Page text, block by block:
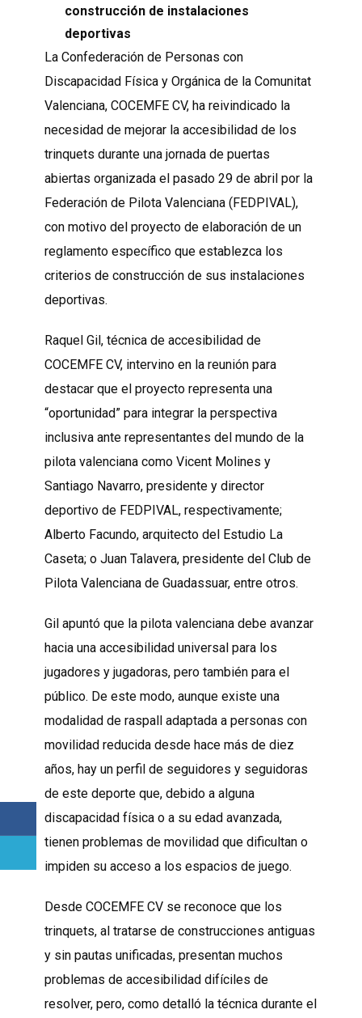
construcción de instalaciones
deportivas
La Confederación de Personas con
Discapacidad Física y Orgánica de la Comunitat
Valenciana, COCEMFE CV, ha reivindicado la
necesidad de mejorar la accesibilidad de los
trinquets durante una jornada de puertas
abiertas organizada el pasado 29 de abril por la
Federación de Pilota Valenciana (FEDPIVAL),
con motivo del proyecto de elaboración de un
reglamento específico que establezca los
criterios de construcción de sus instalaciones
deportivas.
Raquel Gil, técnica de accesibilidad de
COCEMFE CV, intervino en la reunión para
destacar que el proyecto representa una
“oportunidad” para integrar la perspectiva
inclusiva ante representantes del mundo de la
pilota valenciana como Vicent Molines y
Santiago Navarro, presidente y director
deportivo de FEDPIVAL, respectivamente;
Alberto Facundo, arquitecto del Estudio La
Caseta; o Juan Talavera, presidente del Club de
Pilota Valenciana de Guadassuar, entre otros.
Gil apuntó que la pilota valenciana debe avanzar
hacia una accesibilidad universal para los
jugadores y jugadoras, pero también para el
público. De este modo, aunque existe una
modalidad de raspall adaptada a personas con
movilidad reducida desde hace más de diez
años, hay un perfil de seguidores y seguidoras
de este deporte que, debido a alguna
discapacidad física o a su edad avanzada,
tienen problemas de movilidad que dificultan o
impiden su acceso a los espacios de juego.
Desde COCEMFE CV se reconoce que los
trinquets, al tratarse de construcciones antiguas
y sin pautas unificadas, presentan muchos
problemas de accesibilidad difíciles de
resolver, pero, como detalló la técnica durante el